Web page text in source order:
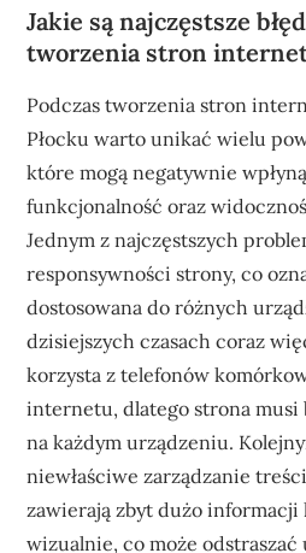
Jakie są najczęstsze
tworzenia stron
Podczas tworzenia stron
Płocku warto unikać wielu
które mogą negatywnie
funkcjonalność oraz
Jednym z najczęstszych
responsywności strony, co
dostosowana do różnych
dzisiejszych czasach coraz
korzysta z telefonów
internetu, dlatego strona musi
na każdym urządzeniu.
niewłaściwe zarządzanie
zawierają zbyt dużo informacji
wizualnie, co może